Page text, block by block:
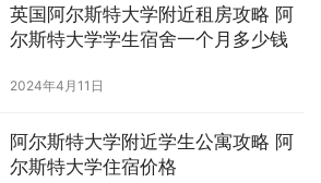
英国阿尔斯特大学附近租房攻略 阿
尔斯特大学学生宿舍一个月多少钱
2024年4月11日
阿尔斯特大学附近学生公寓攻略 阿
尔斯特大学住宿价格